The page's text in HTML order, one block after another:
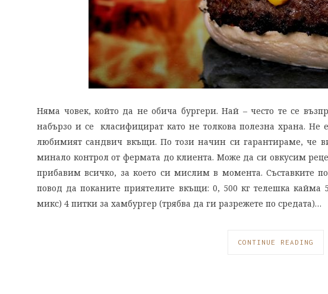
Няма човек, който да не обича бургери. Най – често те се
набързо и се класифицират като не толкова полезна храна. Не
любимият сандвич вкъщи. По този начин си гарантираме, че
минало контрол от фермата до клиента. Може да си овкусим
прибавим всичко, за което си мислим в момента. Съставките
повод да поканите приятелите вкъщи: 0, 500 кг телешка кайма
микс) 4 питки за хамбургер (трябва да ги разрежете по средата)…
CONTINUE READING